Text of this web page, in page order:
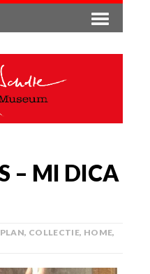
– MI DICA
, COLLECTIE, HOME,